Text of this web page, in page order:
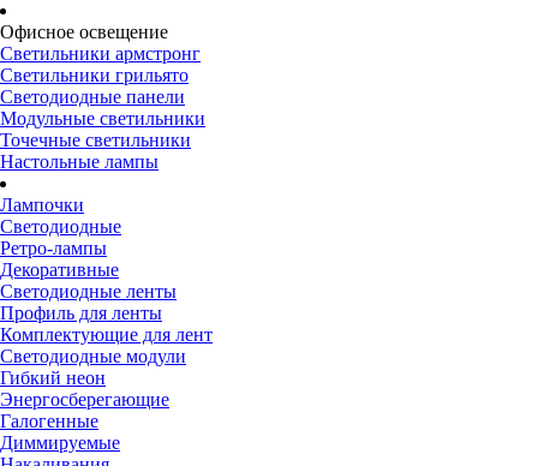
Офисное освещение
Светильники армстронг
Светильники грильято
Светодиодные панели
Модульные светильники
Точечные светильники
Настольные лампы
Лампочки
Светодиодные
Ретро-лампы
Декоративные
Светодиодные ленты
Профиль для ленты
Комплектующие для лент
Светодиодные модули
Гибкий неон
Энергосберегающие
Галогенные
Диммируемые